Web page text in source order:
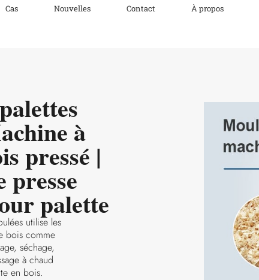
Cas Nouvelles Contact À propos
à
pressé |
presse
palette
utilise les
bois comme
séchage,
à chaud
en bois.